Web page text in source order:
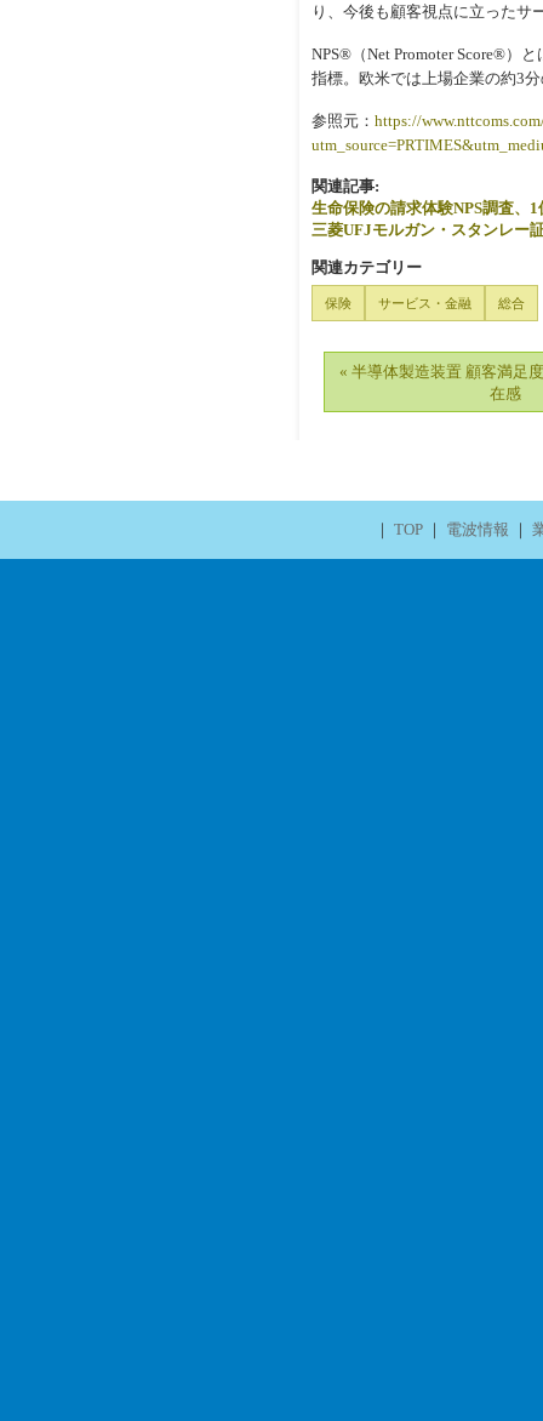
り、今後も顧客視点に立ったサ
NPS®（Net Promoter Score®）
指標。欧米では上場企業の約3
参照元： https://
関連記事:
生命保険の請求体験NPS調査、
三菱UFJモルガン・スタンレー
関連カテゴリー
保険 サービス・金融 総合
« 半導体製造装置 顧客満足
在感
｜ TOP｜ 電波情報 ｜